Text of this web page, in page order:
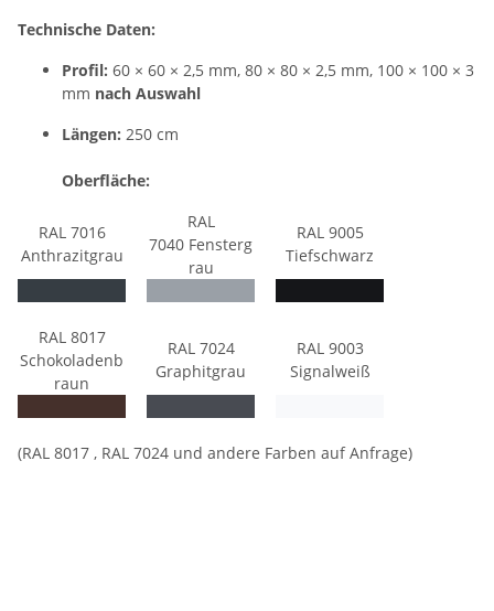
Technische Daten:
Profil: 60 × 60 × 2,5 mm, 80 × 80 × 2,5 mm, 100 × 100 × 3
mm nach Auswahl
Längen: 250 cm
Oberfläche:
RAL 7016
Anthrazitgrau
RAL
7040 Fensterg
rau
RAL 9005
Tiefschwarz
RAL 8017
Schokoladenb
raun
RAL 7024
Graphitgrau
RAL 9003
Signalweiß
(RAL 8017 , RAL 7024 und andere Farben auf Anfrage)